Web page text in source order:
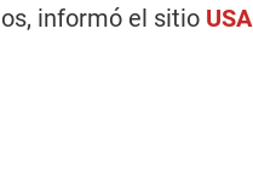
informó el sitio USA